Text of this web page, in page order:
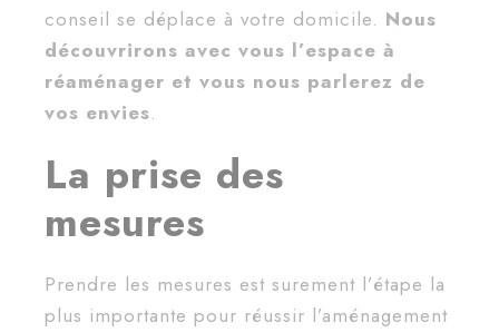
conseil se déplace à votre domicile. Nous
découvrirons avec vous l’espace à
réaménager et vous nous parlerez de
vos envies.
La prise des
mesures
Prendre les mesures est surement l’étape la
plus importante pour réussir l’aménagement